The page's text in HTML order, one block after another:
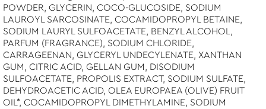
POWDER, GLYCERIN, COCO-GLUCOSIDE, SODIUM
LAUROYL SARCOSINATE, COCAMIDOPROPYL BETAINE,
SODIUM LAURYL SULFOACETATE, BENZYL ALCOHOL,
PARFUM (FRAGRANCE), SODIUM CHLORIDE,
CARRAGEENAN, GLYCERYL UNDECYLENATE, XANTHAN
GUM, CITRIC ACID, GELLAN GUM, DISODIUM
SULFOACETATE, PROPOLIS EXTRACT, SODIUM SULFATE,
DEHYDROACETIC ACID, OLEA EUROPAEA (OLIVE) FRUIT
OIL*, COCAMIDOPROPYL DIMETHYLAMINE, SODIUM